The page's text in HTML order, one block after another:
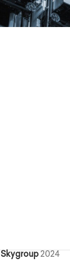
Skygroup 2024